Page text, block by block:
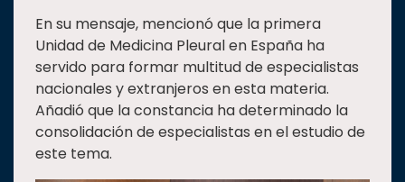
En su mensaje, mencionó que la primera
Unidad de Medicina Pleural en España ha
servido para formar multitud de especialistas
nacionales y extranjeros en esta materia.
Añadió que la constancia ha determinado la
consolidación de especialistas en el estudio de
este tema.